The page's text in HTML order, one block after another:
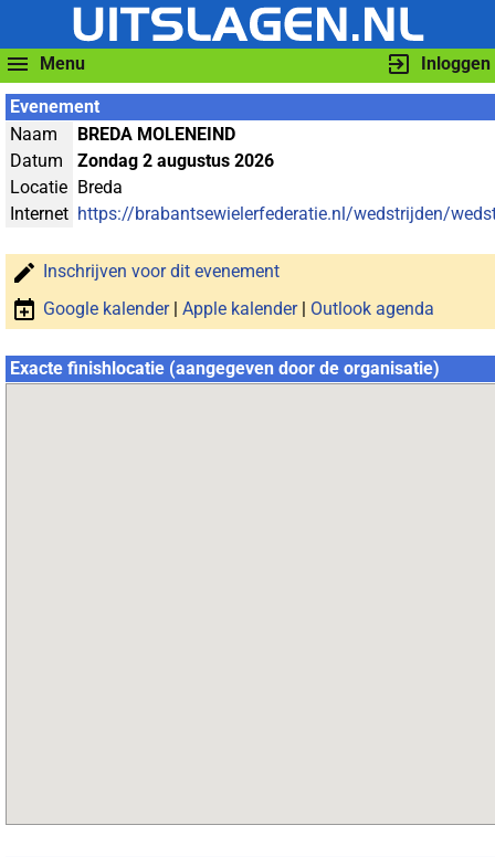
Menu Inloggen
Evenement
Naam
BREDA MOLENEIND
Datum
Zondag 2 augustus 2026
Locatie Breda
Internet https://brabantsewielerfederatie.nl/wedstrijden/
Inschrijven voor dit evenement
Google kalender| Apple kalender| Outlook agenda
Exacte finishlocatie (aangegeven door de organisatie)